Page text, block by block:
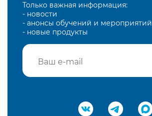
Только важная информация:
- новости
- анонсы обучений и мероприятий
- новые продукты